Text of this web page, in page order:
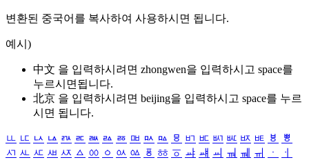
변환된 중국어를 복사하여 사용하시면 됩니다.
예시)
中文 을 입력하시려면 zhongwen을 입력하시고 space를
누르시면됩니다.
北京 을 입력하시려면 beijing을 입력하시고 space를 누르
시면 됩니다.
ㅥ ㅦ ㅧ ㅨ ㅩ ㅪ ㅫ ㅬ ㅭ ㅮ ㅯ ㅰ ㅱ ㅲ ㅳ ㅴ ㅵ ㅶ ㅷ ㅸ
ㅹ
ㅺ ㅻ ㅼ ㅽ ㅾ ㅿ ㆀ ㆁ ㆂ ㆃ ㆄ ㆅ ㆆ ㆇ ㆈ ㆉ ㆊ ㆋ ㆌ ㆍ
ㆎ